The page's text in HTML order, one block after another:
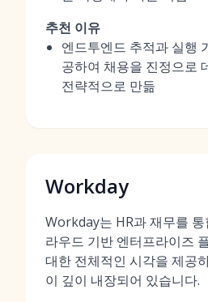
추천 이유
엔드투엔드 추적과 실행
공하여 채용을 진정으로
전략적으로 만듦
Workday
Workday는 HR과 재무를
라우드 기반 엔터프라이즈
대한 전체적인 시각을 제공
이 깊이 내장되어 있습니다.